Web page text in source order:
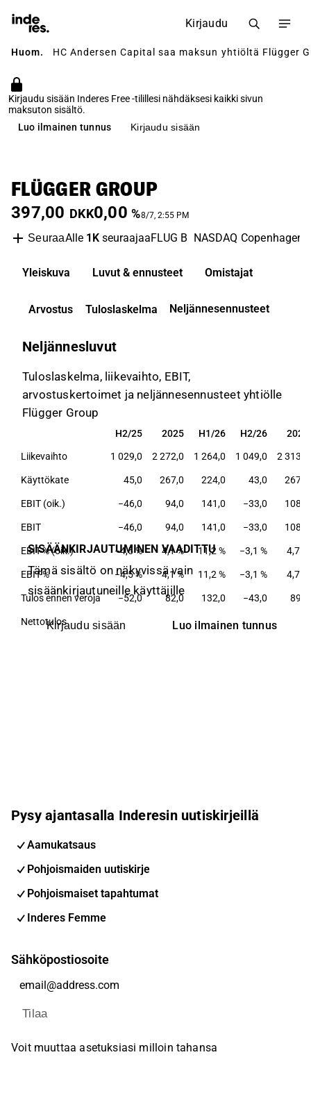
Kirjaudu
Huom. HC Andersen Capital saa maksun yhtiöltä
Kirjaudu sisään Inderes Free -tilillesi nähdäksesi kaikki sivun
maksuton sisältö.
Luo ilmainen tunnus
Kirjaudu sisään
FLÜGGER GROUP
397,00 DKK0,00 %8/7, 2:55 PM
SeuraaAlle 1KseuraajaaFLUG B NASDAQ Copenhagen
Yleiskuva Luvut & ennusteet Omistajat
Arvostus Tuloslaskelma Neljännesennusteet
Neljännesluvut
Tuloslaskelma, liikevaihto, EBIT,
arvostuskertoimet ja neljännesennusteet yhtiölle
Flügger Group
H2/25 2025 H1/26 H2/26 2026
H2/25 2025 H1/26 H2/26 2026
Liikevaihto 1 029,0 2 272,0 1 264,0 1 049,0 2 313,0
Käyttökate 45,0 267,0 224,0 43,0 267,0
EBIT (oik.) −46,0 94,0 141,0 −33,0 108,0
EBIT −46,0 94,0 141,0 −33,0 108,0
EBIT-% (oik.) −4,5 % 4,1 % 11,2 % −3,1 % 4,7 %
EBIT-% −4,5 % 4,1 % 11,2 % −3,1 % 4,7 %
Tulos ennen veroja −52,0 82,0 132,0 −43,0 89,0
Nettotulos
SISÄÄNKIRJAUTUMINEN VAADITTU
Tämä sisältö on näkyvissä vain
sisäänkirjautuneille käyttäjille
Kirjaudu sisään Luo ilmainen tunnus
Pysy ajantasalla Inderesin uutiskirjeillä
Aamukatsaus
Pohjoismaiden uutiskirje
Pohjoismaiset tapahtumat
Inderes Femme
Sähköpostiosoite
Tilaa
Voit muuttaa asetuksiasi milloin tahansa